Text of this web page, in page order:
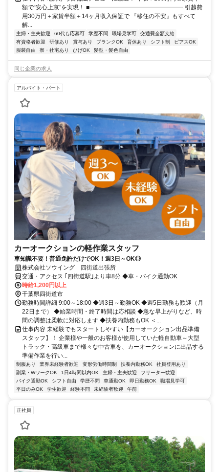
額で“安心上京”を実現！ ■━━━━━━━━━━━━━━━━ 引越費
用30万円＋家賃半額＋14ヶ月収入保証で 『移住の不安』もすべて
解...
主婦・主夫歓迎 60代も応募可 学歴不問 職場見学可
交通費全額支給
有資格者歓迎
研修あり 賞与あり ブランクOK 育休あり シフト制
ピアスOK
服装自由
寮・社宅あり ひげOK 髪型・髪色自由
同じ企業の求人
アルバイト・パート
カーオークションの軽作業スタッフ
車知識不要！普通免許だけでOK！週3日～OK◎
株式会社ソウイング 四街道出張所
交通・アクセス ｢四街道駅｣より車8分 ◆車・バイク通勤OK
時給1,200円以上
千葉県四街道市
勤務時間詳細 9:00～18:00 ◆週3日～勤務OK ◆週5日勤務も歓迎（月
22日まで） ◆始業時間・終了時間は応相談 ◆急な早上がりなど、時
間の調整は柔軟に対応します ◆扶養内勤務もOK ＜...
仕事内容 未経験でもスタートしやすい【カーオークション出品準備
スタッフ】！ 企業様や一般のお客様が使用していた軽自動車～大型
トラック・高級車まで様々な中古車を、カーオークションに出品する
準備作業を行い...
制服あり 業界未経験者歓迎 変形労働時間制 扶養内勤務OK
社員登用あり
副業・WワークOK
1日4時間以内OK 主婦・主夫歓迎
フリーター歓迎
バイク通勤OK
シフト自由 学歴不問 車通勤OK 即日勤務OK
職場見学可
平日のみOK
学生歓迎 経験不問 未経験者歓迎 午前
正社員